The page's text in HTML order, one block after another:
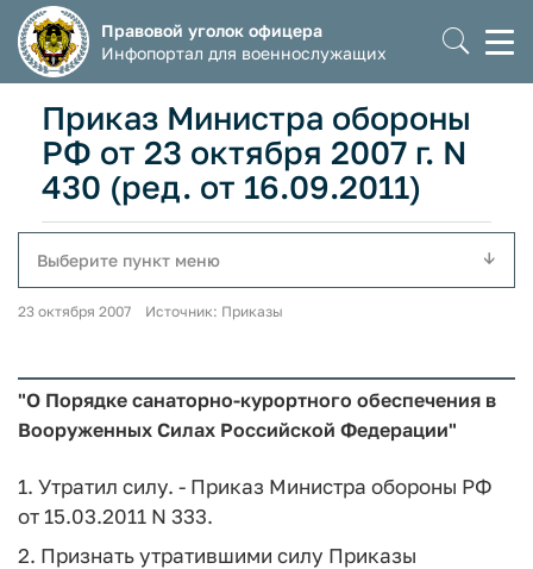
Правовой уголок офицера
Инфопортал для военнослужащих
Приказ Министра обороны
РФ от 23 октября 2007 г. N
430 (ред. от 16.09.2011)
Выберите пункт меню
23 октября 2007 Источник: Приказы
"О Порядке санаторно-курортного обеспечения в
Вооруженных Силах Российской Федерации"
1. Утратил силу. - Приказ Министра обороны РФ
от 15.03.2011 N 333.
2. Признать утратившими силу Приказы